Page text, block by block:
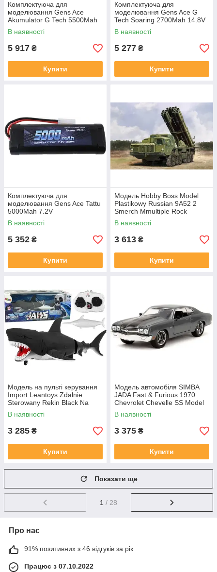
Комплектуюча для
моделювання Gens Ace
Akumulator G Tech 5500Mah
11.1V 3S1P 60C Hardcase
15# Car
В наявності
5 917 ₴
Купити
Комплектуюча для
моделювання Gens Ace G
Tech Soaring 2700Mah 14.8V
30C 4S1P Lipo Xt60
GEA274S30X6GT
В наявності
5 277 ₴
Купити
Комплектуюча для
моделювання Gens Ace Tattu
5000Mah 7.2V
В наявності
5 352 ₴
Купити
Модель Hobby Boss Model
Plastikowy Russian 9A52 2
Smerch Mmultiple Rock
В наявності
3 613 ₴
Купити
Модель на пульті керування
Import Leantoys Zdalnie
Sterowany Rekin Black Na
Podczerwień Rusza Ogonem
Woda
В наявності
3 285 ₴
Купити
Модель автомобіля SIMBA
JADA Fast & Furious 1970
Chevrolet Chevelle SS Model
1:24 320-3099
В наявності
3 375 ₴
Купити
Показати ще
1 / 28
Про нас
91% позитивних з 46 відгуків за рік
Працює з 07.10.2022